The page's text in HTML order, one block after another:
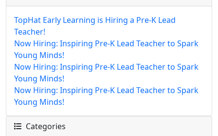
TopHat Early Learning is Hiring a Pre-K Lead
Teacher!
Now Hiring: Inspiring Pre-K Lead Teacher to Spark
Young Minds!
Now Hiring: Inspiring Pre-K Lead Teacher to Spark
Young Minds!
Now Hiring: Inspiring Pre-K Lead Teacher to Spark
Young Minds!
Categories